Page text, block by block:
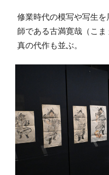
修業時代の模写や写生
師である古満寛哉（こ
真の代作も並ぶ。